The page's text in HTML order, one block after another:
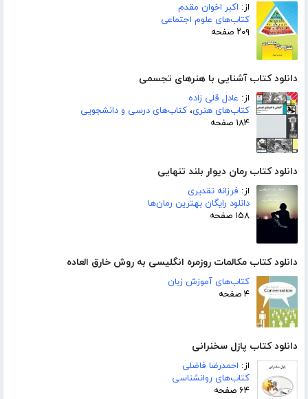
از: اکبر اخوان مقدم
کتاب‌های علوم اجتماعی
۲۰۹ صفحه
دانلود کتاب آشنایی با هنرهای تجسمی
از: عادل قلی زاده
کتاب‌های هنری، کتاب‌های درسی و دانشجویی
۱۸۴ صفحه
دانلود کتاب رمان دیوار بلند تنهایی
از: فرزانه تقدیری
دانلود رایگان بهترین رمان‌ها
۱۵۸ صفحه
دانلود کتاب مکالمات روزمره انگلیسی به روش خارق العاده
کتاب‌های آموزش زبان
۴ صفحه
دانلود کتاب پازل سخنرانی
از: احمدرضا فاضلی
کتاب‌های روانشناسی
۶۴ صفحه